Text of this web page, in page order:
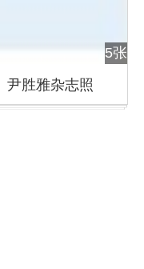
5张
尹胜雅杂志照